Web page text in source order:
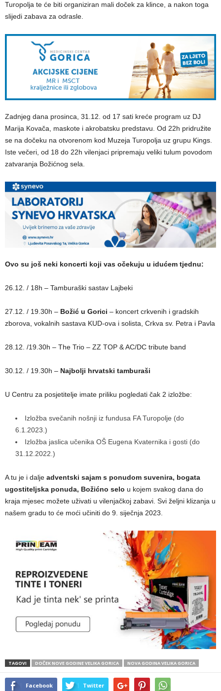
Turopolja te će biti organiziran mali doček za klince, a nakon toga
slijedi zabava za odrasle.
Zadnjeg dana prosinca, 31.12. od 17 sati kreće program uz DJ
Marija Kovača, maskote i akrobatsku predstavu. Od 22h pridružite
se na dočeku na otvorenom kod Muzeja Turopolja uz grupu Kings.
Iste večeri, od 18 do 22h vilenjaci pripremaju veliki tulum povodom
zatvaranja Božićnog sela.
Ovo su još neki koncerti koji vas očekuju u idućem tjednu:
26.12. / 18h – Tamburaški sastav Lajbeki
27.12. / 19.30h – Božić u Gorici – koncert crkvenih i gradskih
zborova, vokalnih sastava KUD-ova i solista, Crkva sv. Petra i Pavla
28.12. /19.30h – The Trio – ZZ TOP & AC/DC tribute band
30.12. / 19.30h – Najbolji hrvatski tamburaši
U Centru za posjetitelje imate priliku pogledati čak 2 izložbe:
Izložba svečanih nošnji iz fundusa FA Turopolje (do
6.1.2023.)
Izložba jaslica učenika OŠ Eugena Kvaternika i gosti (do
31.12.2022.)
A tu je i dalje adventski sajam s ponudom suvenira, bogata
ugostiteljska ponuda, Božićno selo u kojem svakog dana do
kraja mjesec možete uživati u vilenjačkoj zabavi. Svi željni klizanja u
našem gradu to će moći učiniti do 9. siječnja 2023.
TAGOVI DOČEK NOVE GODINE VELIKA GORICA NOVA GODINA VELIKA GORICA
Facebook Twitter